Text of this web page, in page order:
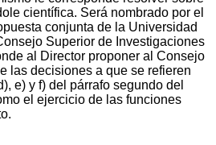
científica. Será nombrado por el
conjunta de la Universidad
Superior de Investigaciones
al Director proponer al Consejo
las decisiones a que se refieren
e) y f) del párrafo segundo del
el ejercicio de las funciones